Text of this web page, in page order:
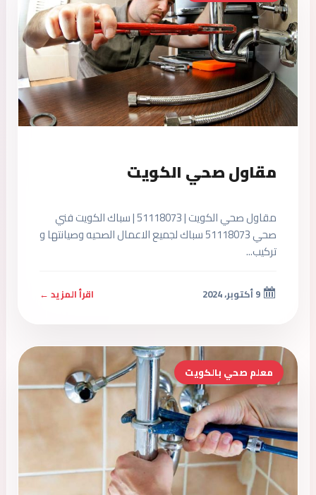
مقاول صحي الكويت
مقاول صحي الكويت | 51118073 | سباك الكويت فني
صحي 51118073 سباك لجميع الاعمال الصحيه وصيانتها و
تركيب...
اقرأ المزيد ←
معلم صحي بالكويت